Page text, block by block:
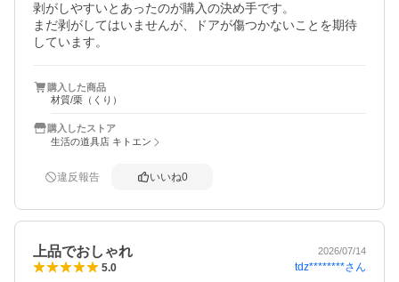
剥がしやすいとあったのが購入の決め手です。
まだ剥がしてはいませんが、ドアが傷つかないことを期待
しています。
購入した商品
材質/栗（くり）
購入したストア
生活の道具店 キトエン
違反報告 いいね0
上品でおしゃれ 2026/07/14
5.0 tdz********さん